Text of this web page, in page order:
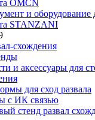
OMCN
и оборудование
STANZANI
схождения
и аксессуары для
для сход развала
с ИК связью
стенд развал